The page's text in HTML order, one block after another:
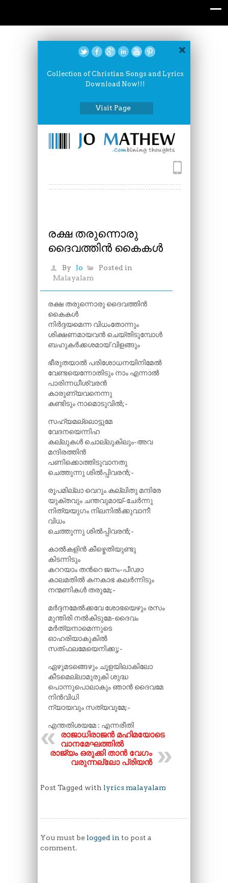
Collection of Christian Songs and Lyrics
Download Now!!!
Visit Page
രക്ഷ തരുന്നൊരു
ദൈവത്തിൻ കൈകൾ
By Jo
Posted in
Malayalam
രക്ഷ തരുന്നൊരു ദൈവത്തിൻ
കൈകൾ
നിർദ്ദയമെന്ന വിധം­തോന്നും
ശിക്ഷണമായവൻ ചെയ്തിടുമ്പോൾ
ബഹുകർക്കശമായ് വിളങ്ങും
ഭീരുതയാൽ പരിശോധനയിനിമേൽ
വേണ്ടയെന്നോതിടും നാം എന്നാൽ
പാരിന്നധീശ്വരൻ
കാരുണ്യവനെന്നു
കണ്ടിടും നാമൊടുവിൽ;-
സഹ്യമല്ലൊട്ടുമേ
വേദനയെന്നിഹ
കല്ലുകൾ ചൊല്ലുകിലും-അവ
മന്ദിരത്തിൻ
പണിക്കൊത്തിടുവാനതു
ചെത്തുന്നു ശിൽപ്പിവരൻ;-
രൂപമില്ലാ വെറും കല്ലിതു മന്ദിരേ
യുക്തവും ചന്തവുമായ്-ചേർന്നു
നിത്യയുഗം നിലനിൽക്കുവാനീ
വിധം
ചെത്തുന്നു ശിൽപ്പിവരൻ;-
കാൽകളിൻ കീഴ്മെതിയുണ്ടു
കിടന്നിടും
കററയാം തന്‍റെ ജനം-പീഢാ
കാലമതിൽ കനകാഭ കലർന്നിടും
നന്മണികൾ തരുമേ;-
മർദ്ദനമേൽക്കവേ ശോഭയെഴും രസം
മുന്തിരി നൽകിടുമേ-ദൈവം
മർത്യനാമെന്നുടെ
ഓഹരിയാകുകിൽ
സത്ഫലമേയെനിക്കു;-
ഏഴുമടങ്ങെഴും ചൂളയിലാകിലോ
കീടമെല്ലാമുരുകി ശുദ്ധ
പൊന്നുപൊലാകും ഞാൻ ദൈവമേ
നിൻവിധി
ന്യായവും സത്യവുമേ;-
എന്തതിശയമേ : എന്നരീതി
രാജാധിരാജൻ മഹിമയോടെ
വാനമേഘത്തിൽ
രാജ്യം ഒരുക്കി താൻ വേഗം
വരുന്നല്ലോ പ്രിയൻ
Post Tagged with lyrics malayalam
You must be logged in to post a
comment.